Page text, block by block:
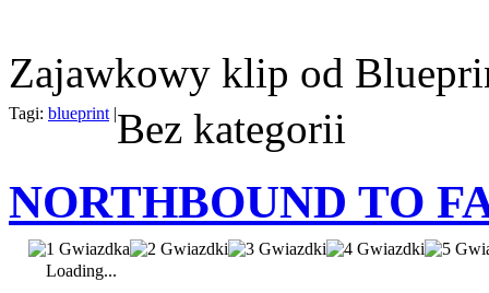
Zajawkowy klip od
Tagi: blueprint |Bez kategorii
NORTHBOUND TO
Loading...